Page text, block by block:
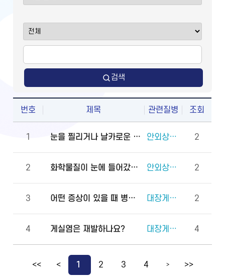
검색
번호 제목 관련질병 조회
1 눈을 찔리거나 날카로운 물체에 다쳤을 때 물로 씻어도 되나요? 안외상(천공 외상) 2
2 화학물질이 눈에 들어갔을 때 안과에 먼저 가야 하나요, 물로 먼저 씻어야 하나요? 안외상(각막화상) 2
3 어떤 증상이 있을 때 병원에 바로 가야 하나요? 대장게실증 2
4 게실염은 재발하나요? 대장게실증 4
<< < 1 2 3 4 > >>